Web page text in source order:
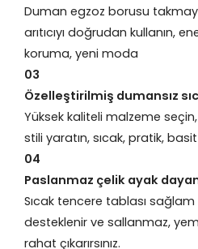
Duman egzoz borusu
arıtıcıyı doğrudan kullanın,
koruma, yeni moda
03
Özelleştirilmiş dumansız
Yüksek kaliteli malzeme
stili yaratın, sıcak, pratik,
04
Paslanmaz çelik ayak
Sıcak tencere tablası
desteklenir ve sallanmaz,
rahat çıkarırsınız.